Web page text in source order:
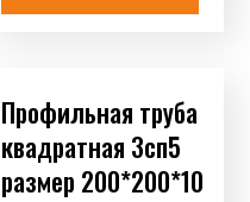
Профильная труба
квадратная 3сп5
размер 200*200*10